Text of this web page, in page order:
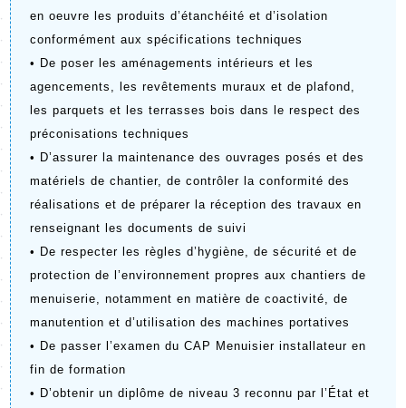
en oeuvre les produits d’étanchéité et d’isolation
conformément aux spécifications techniques
• De poser les aménagements intérieurs et les
agencements, les revêtements muraux et de plafond,
les parquets et les terrasses bois dans le respect des
préconisations techniques
• D’assurer la maintenance des ouvrages posés et des
matériels de chantier, de contrôler la conformité des
réalisations et de préparer la réception des travaux en
renseignant les documents de suivi
• De respecter les règles d’hygiène, de sécurité et de
protection de l’environnement propres aux chantiers de
menuiserie, notamment en matière de coactivité, de
manutention et d’utilisation des machines portatives
• De passer l’examen du CAP Menuisier installateur en
fin de formation
• D’obtenir un diplôme de niveau 3 reconnu par l’État et